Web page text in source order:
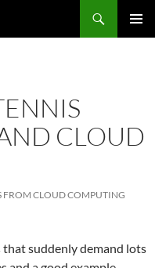
CLOUD
FROM CLOUD COMPUTING
suddenly demand lots